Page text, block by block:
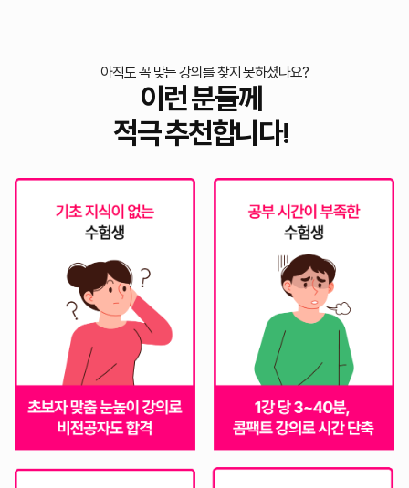
아직도 꼭 맞는 강의를 찾지 못하셨나요?
이런 분들께
적극 추천합니다!